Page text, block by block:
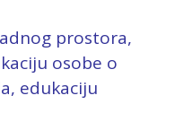
prostora,
osobe o
edukaciju